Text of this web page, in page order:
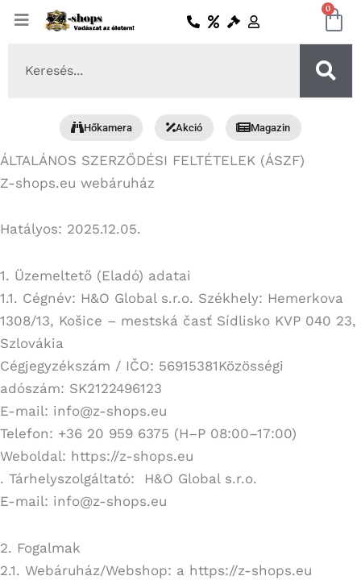
Skip
0
Hőkamera Akció Magazin
ÁLTALÁNOS SZERZŐDÉSI FELTÉTELEK (ÁSZF)
Z-shops.eu webáruház
Hatályos: 2025.12.05.
1. Üzemeltető (Eladó) adatai
1.1. Cégnév: H&O Global s.r.o. Székhely: Hemerkova
1308/13, Košice – mestská časť Sídlisko KVP 040 23,
Szlovákia
Cégjegyzékszám / IČO: 56915381Közösségi
adószám: SK2122496123
E-mail: info@z-shops.eu
Telefon: +36 20 959 6375 (H–P 08:00–17:00)
Weboldal: https://z-shops.eu
. Tárhelyszolgáltató: H&O Global s.r.o.
E-mail: info@z-shops.eu
2. Fogalmak
2.1. Webáruház/Webshop: a https://z-shops.eu